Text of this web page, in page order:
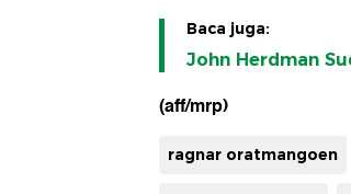
Baca juga:
John Herdman
(aff/mrp)
ragnar oratmangoen